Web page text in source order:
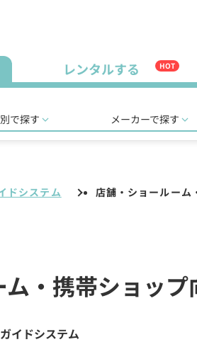
レンタルする HOT
で探す メーカーで探す
ドシステム 店舗・ショールーム
・携帯ショッ
イドシステム